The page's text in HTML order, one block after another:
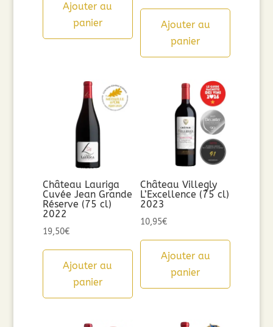
Ajouter au
panier
Ajouter au
panier
Château Lauriga
Cuvée Jean Grande
Réserve (75 cl)
2022
19,50€
Ajouter au
panier
Château Villegly
L’Excellence (75 cl)
2023
10,95€
Ajouter au
panier